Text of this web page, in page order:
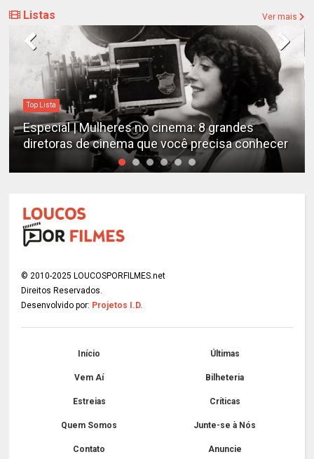
Listas Ver mais
Destaques
Estudo determina os filmes de cães mais
emocionantes de todos os tempos
© 2010-2025 LOUCOSPORFILMES.net
Direitos Reservados.
Desenvolvido por: Projetos I.D.
Início Últimas
Vem Aí Bilheteria
Estreias Críticas
Quem Somos Junte-se à Nós
Contato Anuncie